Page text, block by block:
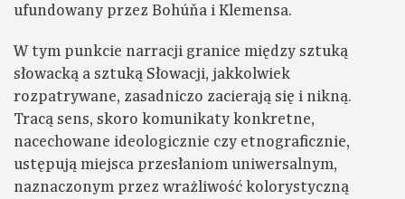
ufundowany przez Bohúňa i Klemensa.
W tym punkcie narracji granice między sztuką
słowacką a sztuką Słowacji, jakkolwiek
rozpatrywane, zasadniczo zacierają się i nikną.
Tracą sens, skoro komunikaty konkretne,
nacechowane ideologicznie czy etnograficznie,
ustępują miejsca przesłaniom uniwersalnym,
naznaczonym przez wrażliwość kolorystyczną